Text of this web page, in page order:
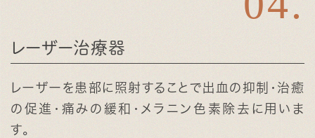
レーザー治療器
レーザーを患部に照射することで出血の抑制・治癒
の促進・痛みの緩和・メラニン色素除去に用いま
す。